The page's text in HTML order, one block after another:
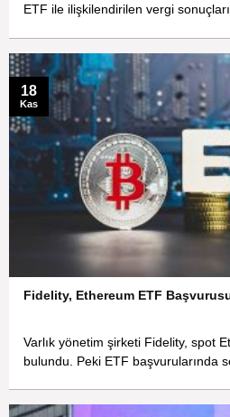
ETF ile ilişkilendirilen vergi
Fidelity, Ethereum ETF Başvurusu
Varlık yönetim şirketi Fidelity, spot
bulundu. Peki ETF başvurularında
18
Kas